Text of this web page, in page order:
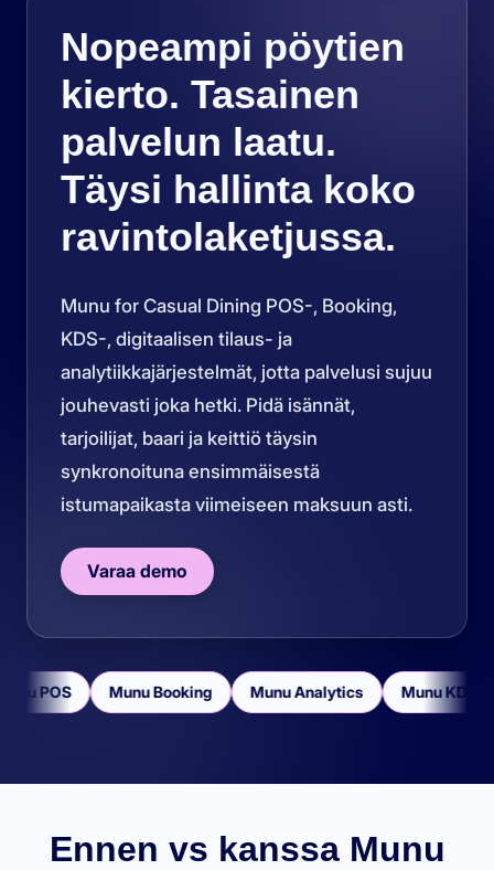
Nopeampi pöytien
kierto. Tasainen
palvelun laatu.
Täysi hallinta koko
ravintolaketjussa.
Munu for Casual Dining POS-, Booking,
KDS-, digitaalisen tilaus- ja
analytiikkajärjestelmät, jotta palvelusi sujuu
jouhevasti joka hetki. Pidä isännät,
tarjoilijat, baari ja keittiö täysin
synkronoituna ensimmäisestä
istumapaikasta viimeiseen maksuun asti.
Varaa demo
POS Munu Booking Munu Analytics Munu KDS
Ennen vs kanssa Munu